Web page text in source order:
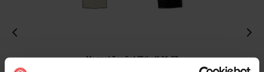
Magnet 3er-Set "Trikot" 26-27